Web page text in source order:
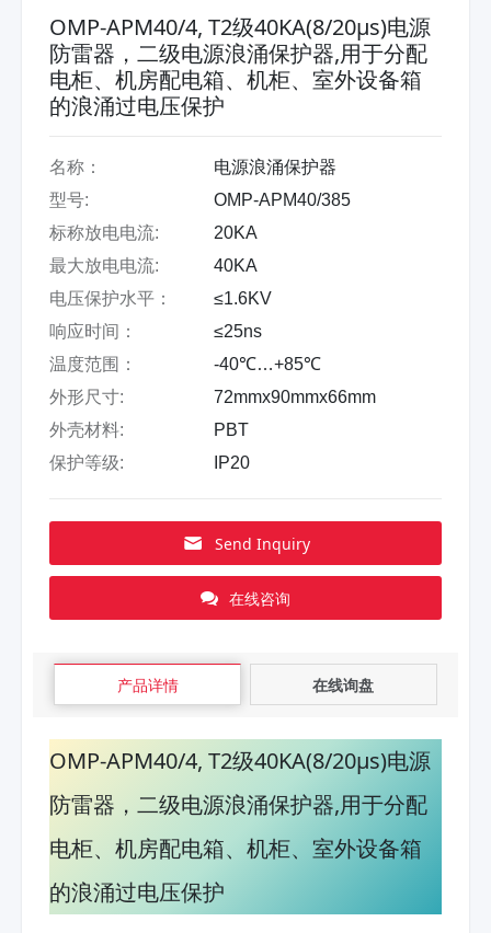
OMP-APM40/4, T2级40KA(8/20μs)电源
防雷器，二级电源浪涌保护器,用于分配
电柜、机房配电箱、机柜、室外设备箱
的浪涌过电压保护
名称：
电源浪涌保护器
型号:
OMP-APM40/385
标称放电电流:
20KA
最大放电电流:
40KA
电压保护水平：
≤1.6KV
响应时间：
≤25ns
温度范围：
-40℃…+85℃
外形尺寸:
72mmx90mmx66mm
外壳材料:
PBT
保护等级:
IP20
Send Inquiry
在线咨询
产品详情 在线询盘
OMP-APM40/4, T2级40KA(8/20μs)电源
防雷器，二级电源浪涌保护器,用于分配
电柜、机房配电箱、机柜、室外设备箱
的浪涌过电压保护